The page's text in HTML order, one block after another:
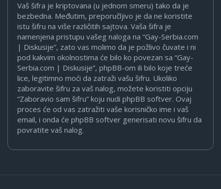
Vaš šifra je kriptovana (u jednom smeru) tako da je
bezbedna. Međutim, preporučljivo je da ne koristite
istu šifru na više različitih sajtova. Vaša šifra je
namenjena pristupu vašeg naloga na “Gay-Serbia.com
| Diskusije”, zato vas molimo da je požlivo čuvate i ni
pod kakvim okolnostima će bilo ko povezan sa “Gay-
Serbia.com | Diskusije”, phpBB-om ili bilo koje treće
lice, legitimno moći da zatraži vašu šifru. Ukoliko
zaboravite šifru za vaš nalog, možete koristiti opciju
“Zaboravio sam šifru” koju nudi phpBB softver. Ovaj
proces će od vas zatražiti vaše korisničko ime i vaš
email, i onda će phpBB softver generisati novu šifru da
povratite vaš nalog.